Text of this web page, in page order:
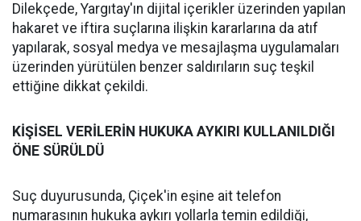
Dilekçede, Yargıtay'ın dijital içerikler üzerinden yapılan
hakaret ve iftira suçlarına ilişkin kararlarına da atıf
yapılarak, sosyal medya ve mesajlaşma uygulamaları
üzerinden yürütülen benzer saldırıların suç teşkil
ettiğine dikkat çekildi.
KİŞİSEL VERİLERİN HUKUKA AYKIRI KULLANILDIĞI
ÖNE SÜRÜLDÜ
Suç duyurusunda, Çiçek'in eşine ait telefon
numarasının hukuka aykırı yollarla temin edildiği,